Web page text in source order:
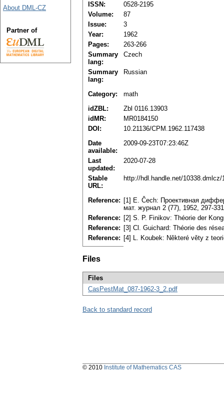
ISSN:
0528-2195
Volume:
87
Issue:
3
Year:
1962
Pages:
263-266
Summary
lang:
Czech
Summary
lang:
Russian
Category:
math
idZBL:
Zbl 0116.13903
idMR:
MR0184150
DOI:
10.21136/CPM.1962.117438
Date
available:
2009-09-23T07:23:46Z
Last
updated:
2020-07-28
Stable
URL:
http://hdl.handle.net/10338.dmlcz/
Reference: [1] E. Čech: Проективная
мат. журнал 2 (77), 1952, 297-
Reference: [2] S. P. Finikov: Théorie der
Reference: [3] Cl. Guichard: Théorie des
Reference: [4] L. Koubek: Některé věty z
Files
Files
CasPestMat_087-1962-3_2.pdf
Back to standard record
About DML-CZ
Partner of
© 2010 Institute of Mathematics CAS